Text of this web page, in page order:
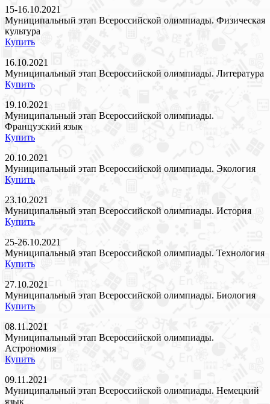
15-16.10.2021
Муниципальный этап Всероссийской олимпиады. Физическая
культура
Купить
16.10.2021
Муниципальный этап Всероссийской олимпиады. Литература
Купить
19.10.2021
Муниципальный этап Всероссийской олимпиады.
Французский язык
Купить
20.10.2021
Муниципальный этап Всероссийской олимпиады. Экология
Купить
23.10.2021
Муниципальный этап Всероссийской олимпиады. История
Купить
25-26.10.2021
Муниципальный этап Всероссийской олимпиады. Технология
Купить
27.10.2021
Муниципальный этап Всероссийской олимпиады. Биология
Купить
08.11.2021
Муниципальный этап Всероссийской олимпиады.
Астрономия
Купить
09.11.2021
Муниципальный этап Всероссийской олимпиады. Немецкий
язык